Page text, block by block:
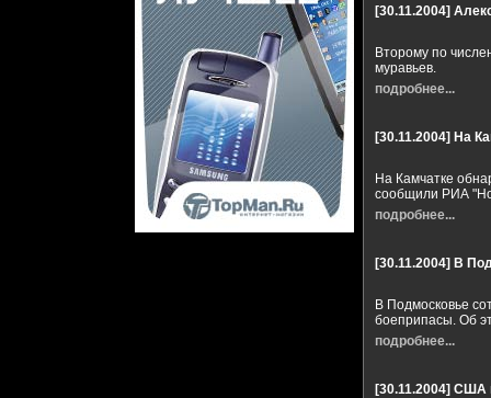
[30.11.2004]
Второму по
муравьев.
подробнее...
[30.11.2004] На
На Камчатке
сообщили РИА
подробнее...
[30.11.2004] В
В Подмосковье
боеприпасы. Об
подробнее...
[30.11.2004] США